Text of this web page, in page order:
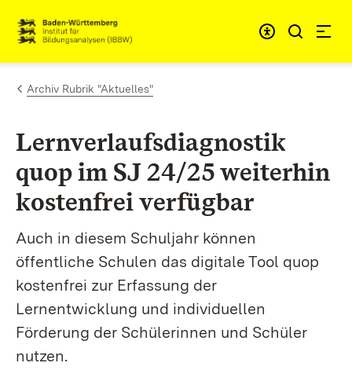
Zum Inhalt springen
Link zur Startseite
Archiv Rubrik "Aktuelles"
Lernverlaufsdiagnostik
quop im SJ 24/25 weiterhin
kostenfrei verfügbar
Auch in diesem Schuljahr können
öffentliche Schulen das digitale Tool quop
kostenfrei zur Erfassung der
Lernentwicklung und individuellen
Förderung der Schülerinnen und Schüler
nutzen.